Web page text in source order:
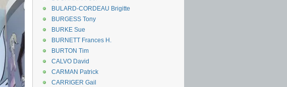
BULARD-CORDEAU Brigitte
BURGESS Tony
BURKE Sue
BURNETT Frances H.
BURTON Tim
CALVO David
CARMAN Patrick
CARRIGER Gail